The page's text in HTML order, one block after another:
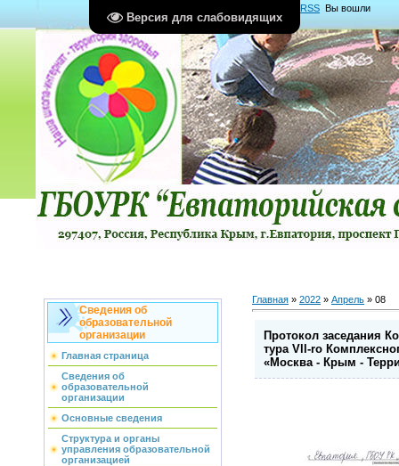
Версия для слабовидящих
RSS Вы вошли
какГость Группа "Гости"
Сведения об
образовательной
организации
Главная страница
Сведения об
образовательной
организации
Основные сведения
Структура и органы
управления образовательной
организацией
Главная » 2022 » Апрель » 08
Протокол заседания
тура Vll-ro
«Москва - Крым -